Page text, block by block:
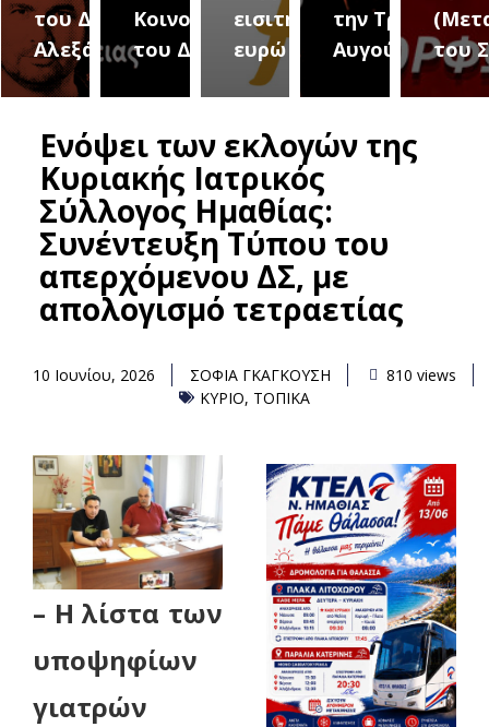
του Δήμου
Αλεξάνδρειας
Κοινοτήτων
του Δήμου
εισιτήριο 2
ευρώ
την Τρίτη 18
Αυγούστουτου
Ενόψει των εκλογών της
Κυριακής Ιατρικός
Σύλλογος Ημαθίας:
Συνέντευξη Τύπου του
απερχόμενου ΔΣ, με
απολογισμό τετραετίας
10 Ιουνίου, 2026 ΣΟΦΙΑ ΓΚΑΓΚΟΥΣΗ
810 views
ΚΥΡΙΟ, ΤΟΠΙΚΑ
– Η λίστα των
υποψηφίων
γιατρών